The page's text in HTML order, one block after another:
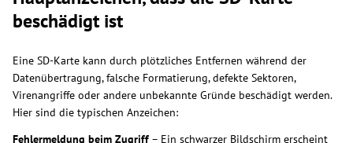
beschädigt ist
Eine SD-Karte kann durch plötzliches Entfernen während der
Datenübertragung, falsche Formatierung, defekte Sektoren,
Virenangriffe oder andere unbekannte Gründe beschädigt werden.
Hier sind die typischen Anzeichen:
Fehlermeldung beim Zugriff – Ein schwarzer Bildschirm erscheint